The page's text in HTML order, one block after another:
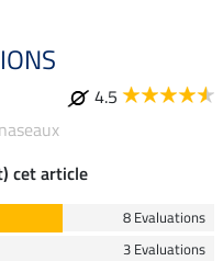
4.5
cet article
8 Evaluations
3 Evaluations